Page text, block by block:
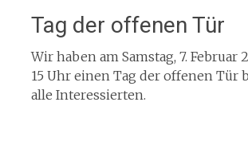
Tag der offenen Tür
Wir haben am Samstag, 7. Februar
15 Uhr einen Tag der offenen Tür
alle Interessierten.